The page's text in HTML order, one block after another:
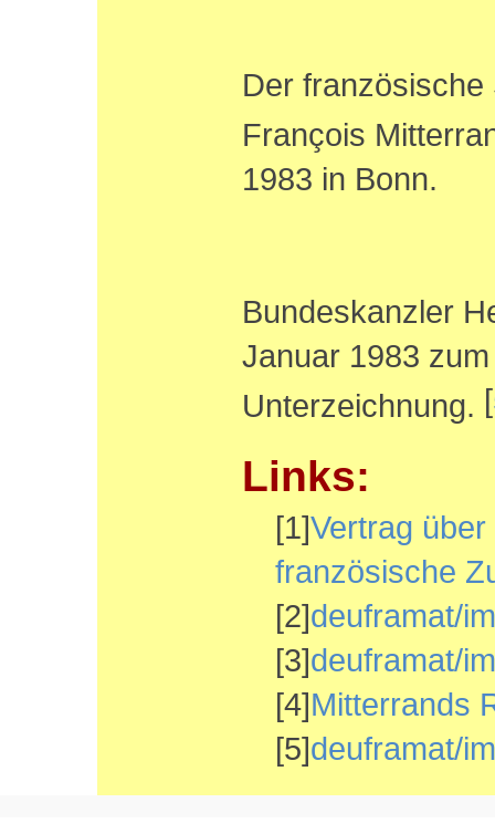
Der
François
1983 in Bonn.
Bundeskanzler
Januar 1983
Unterzeichnung. [
Links:
[1]Vertrag
französische
[2]deuframat/
[3]deuframat/
[4]Mitterrands
[5]deuframat/